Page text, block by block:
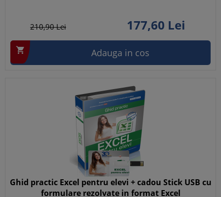
210,90Lei 177,60 Lei
 Adauga in cos
Ghid practic Excel pentru elevi + cadou Stick USB cu
formulare rezolvate in format Excel